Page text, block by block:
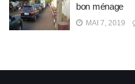
bon ménage
MAI 7, 2019